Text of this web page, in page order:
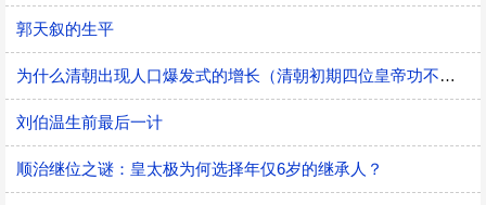
郭天叙的生平
为什么清朝出现人口爆发式的增长（清朝初期四位皇帝功不可没）
刘伯温生前最后一计
顺治继位之谜：皇太极为何选择年仅6岁的继承人？